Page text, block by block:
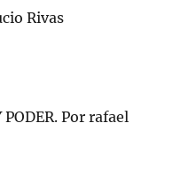
Rivas
PODER. Por rafael